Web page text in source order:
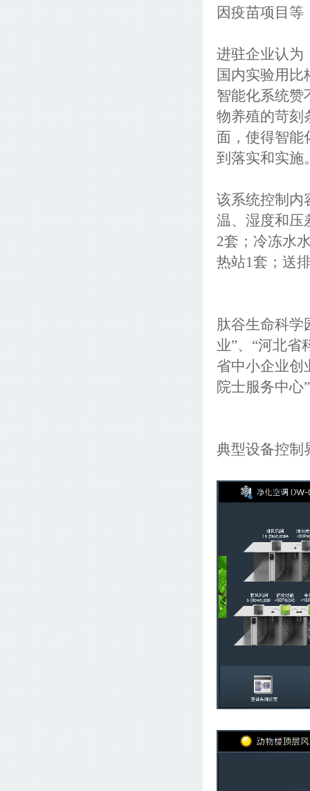
因疫苗项目等
进驻企业认为
国内实验用
智能化系统赞
物养殖的苛刻
面，使得智能
到落实和实施
该系统控制内
温、湿度和压
2套；冷冻水
热站1套；送
肽谷生命科学
业”、“河北省
省中小企业创
院士服务中心
典型设备控制